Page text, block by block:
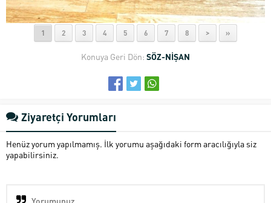
1 2 3 4 5 6 7 8 > »
Konuya Geri Dön: SÖZ-NİŞAN
Ziyaretçi Yorumları
Henüz yorum yapılmamış. İlk yorumu aşağıdaki form aracılığıyla siz
yapabilirsiniz.